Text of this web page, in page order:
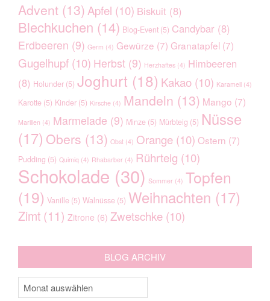
CABELLO DE ANGEL: ENGEL
SINGEN WEIHNACHTSLIEDER…
WEIHNACHTSBÄCKEREI:
MARZIPANBÖGEN
Advent (13)Apfel (10) Biskuit (8)
Blechkuchen (14) Blog-Event (5) Candybar (8)
Erdbeeren (9) Germ (4) Gewürze (7) Granatapfel (7)
Gugelhupf (10) Herbst (9) Herzhaftes (4) Himbeeren
(8) Holunder (5) Joghurt (18) Kakao (10) Karamell (4)
Karotte (5) Kinder (5) Kirsche (4) Mandeln (13) Mango (7)
Marillen (4) Marmelade (9) Minze (5) Mürbteig (5) Nüsse
(17) Obers (13) Obst (4) Orange (10) Ostern (7)
Pudding (5) Quimiq (4) Rhabarber (4) Rührteig (10)
Schokolade (30) Sommer (4) Topfen
(19) Vanille (5) Walnüsse (5) Weihnachten (17)
Zimt (11) Zitrone (6) Zwetschke (10)
BLOG ARCHIV
Blog
Archiv